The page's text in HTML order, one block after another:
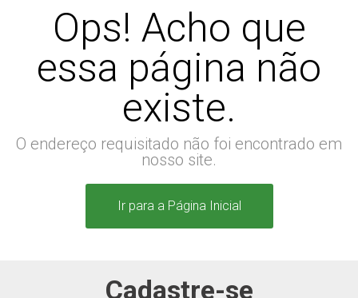
Ops! Acho que
essa página não
existe.
O endereço requisitado não foi encontrado em
nosso site.
Ir para a Página Inicial
Cadastre-se